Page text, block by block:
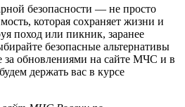
безопасности — не просто
которая сохраняет жизни и
поход или пикник, заранее
безопасные альтернативы
обновлениями на сайте МЧС и в
держать вас в курсе